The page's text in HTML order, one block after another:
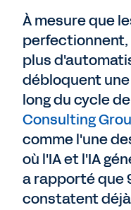
À mesure que
plus
débloquent
long du cycle
Consulting
comme l'une
où l'IA et l'IA
a rapporté que
constatent